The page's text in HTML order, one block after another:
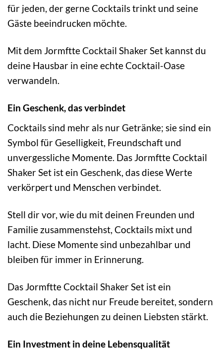
für jeden, der gerne Cocktails trinkt und seine
Gäste beeindrucken möchte.
Mit dem Jormftte Cocktail Shaker Set kannst du
deine Hausbar in eine echte Cocktail-Oase
verwandeln.
Ein Geschenk, das verbindet
Cocktails sind mehr als nur Getränke; sie sind ein
Symbol für Geselligkeit, Freundschaft und
unvergessliche Momente. Das Jormftte Cocktail
Shaker Set ist ein Geschenk, das diese Werte
verkörpert und Menschen verbindet.
Stell dir vor, wie du mit deinen Freunden und
Familie zusammenstehst, Cocktails mixt und
lacht. Diese Momente sind unbezahlbar und
bleiben für immer in Erinnerung.
Das Jormftte Cocktail Shaker Set ist ein
Geschenk, das nicht nur Freude bereitet, sondern
auch die Beziehungen zu deinen Liebsten stärkt.
Ein Investment in deine Lebensqualität